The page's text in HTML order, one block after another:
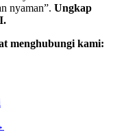
nyaman”. Ungkap
menghubungi kami: